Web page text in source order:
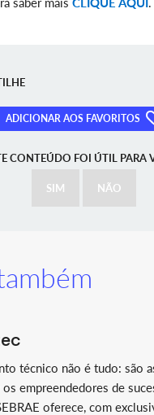
ADICIONAR AOS FAVORITOS
CONTEÚDO FOI ÚTIL PARA
SIM NÃO
técnico não é tudo: são
empreendedores de
oferece, com